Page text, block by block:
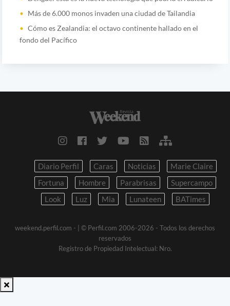
Más de 6.000 monos invaden una ciudad de Tailandia
Cómo es Zealandia: el octavo continente hallado en el
fondo del Pacífico
Diario Perfil Caras Noticias
Marie Claire
Fortuna
Hombre Parabrisas
Supercampo
Look
Luz Mia Lunateen BATimes
weekend.perfil.com -
| © Perfil.com 2006-2026 - Todos los derechos
reservados
Registro de Propiedad Intelectual: Nro.